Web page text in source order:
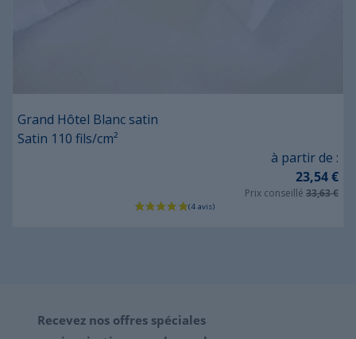
Grand Hôtel Blanc satin
Satin 110 fils/cm²
à partir de :
23,54 €
Prix conseillé 33,63 €
Recevez nos offres spéciales